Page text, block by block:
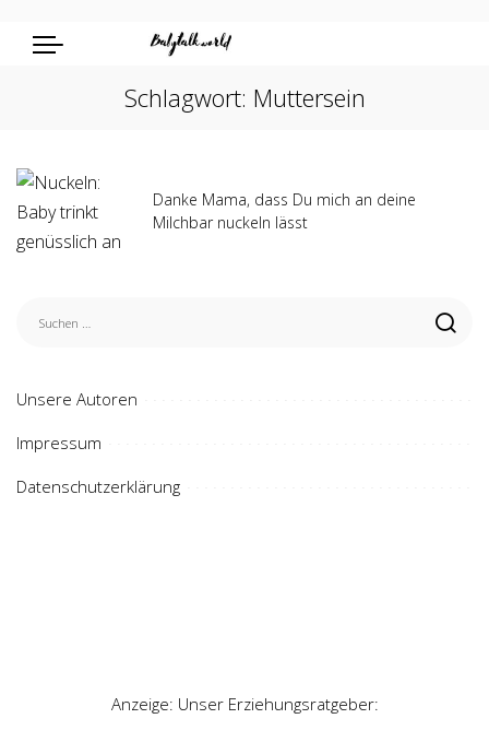
Schlagwort: Muttersein
Danke Mama, dass Du mich an deine
Milchbar nuckeln lässt
Unsere Autoren
Impressum
Datenschutzerklärung
Anzeige: Unser Erziehungsratgeber: